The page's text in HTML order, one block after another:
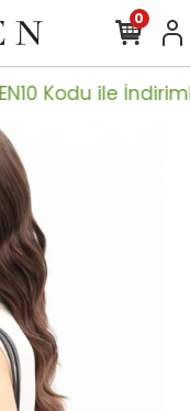
Kodu ile
0